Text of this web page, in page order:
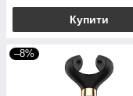
Купити
–8%